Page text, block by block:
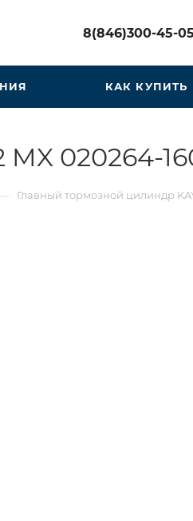
8(846)300-45-05
КАК КУПИТЬ
020264-
Главный тормозной цилиндр